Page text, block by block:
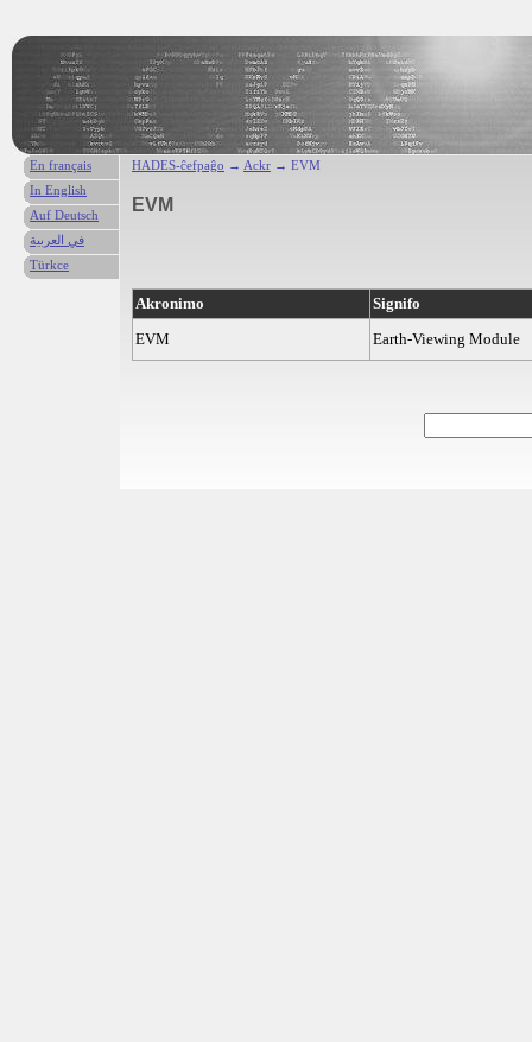
HADES-ĉefpaĝo → Ackr → EVM
EVM
Akronimo
Signifo
EVM
Earth-Viewing Module
En français
In English
Auf Deutsch
في العربية
Türkce